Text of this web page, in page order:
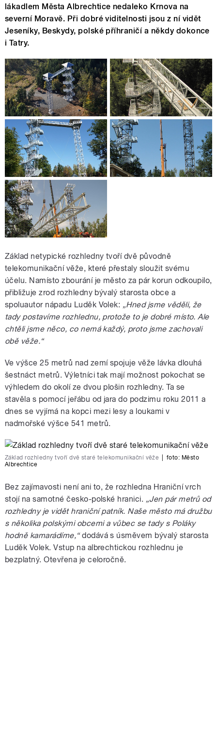
lákadlem Města Albrechtice nedaleko Krnova na
severní Moravě. Při dobré viditelnosti jsou z ní vidět
Jeseníky, Beskydy, polské příhraničí a někdy dokonce
i Tatry.
Základ netypické rozhledny tvoří dvě původně
telekomunikační věže, které přestaly sloužit svému
účelu. Namísto zbourání je město za pár korun odkoupilo,
přibližuje zrod rozhledny bývalý starosta obce a
spoluautor nápadu Luděk Volek: „Hned jsme věděli, že
tady postavíme rozhlednu, protože to je dobré místo. Ale
chtěli jsme něco, co nemá každý, proto jsme zachovali
obě věže.“
Ve výšce 25 metrů nad zemí spojuje věže lávka dlouhá
šestnáct metrů. Výletníci tak mají možnost pokochat se
výhledem do okolí ze dvou plošin rozhledny. Ta se
stavěla s pomocí jeřábu od jara do podzimu roku 2011 a
dnes se vyjímá na kopci mezi lesy a loukami v
nadmořské výšce 541 metrů.
Základ rozhledny tvoří dvě staré telekomunikační věže foto: Město
Albrechtice
Bez zajímavosti není ani to, že rozhledna Hraniční vrch
stojí na samotné česko-polské hranici. „Jen pár metrů od
rozhledny je vidět hraniční patník. Naše město má družbu
s několika polskými obcemi a vůbec se tady s Poláky
hodně kamarádíme,“dodává s úsměvem bývalý starosta
Luděk Volek. Vstup na albrechtickou rozhlednu je
bezplatný. Otevřena je celoročně.